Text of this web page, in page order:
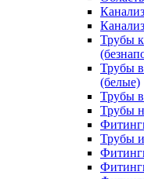
Трубы
Трубы
(белые)
Трубы
Трубы
Трубы